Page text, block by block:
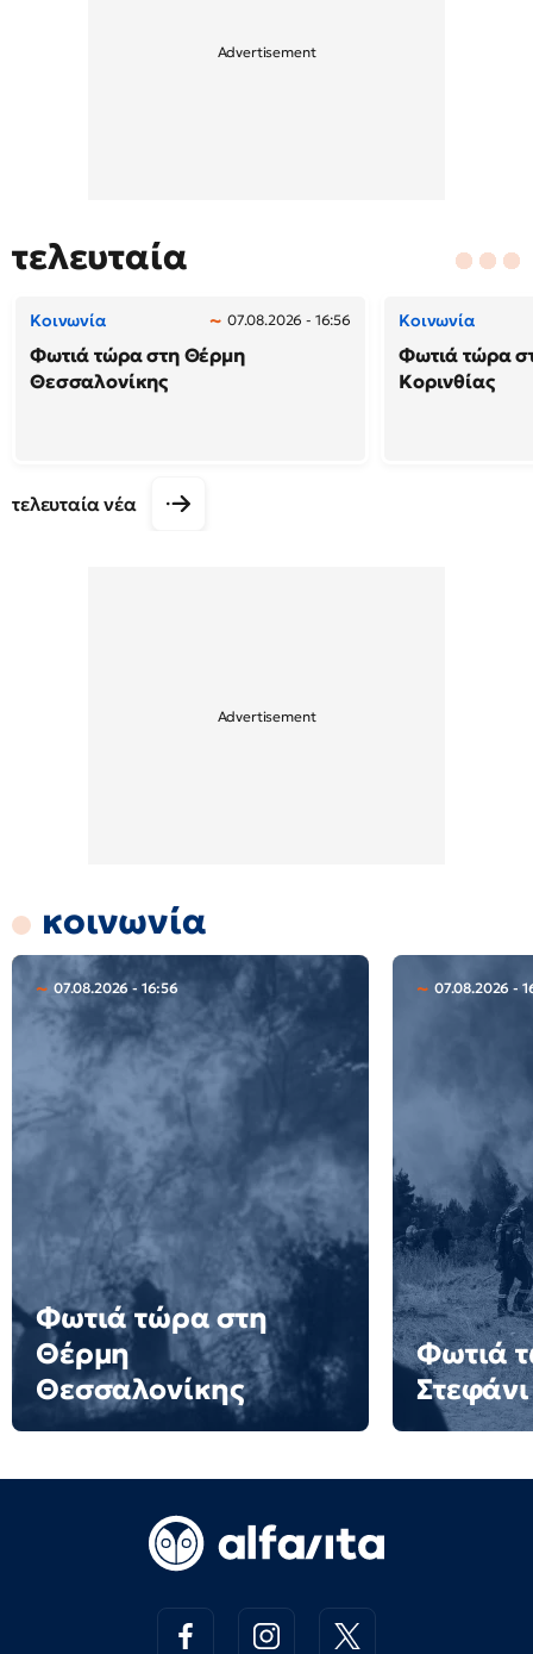
τελευταία
Κοινωνία 07.08.2026 - 16:56
Φωτιά τώρα στη Θέρμη
Θεσσαλονίκης
Κοινωνία
Φωτιά τώρα
Κορινθίας
τελευταία νέα
κοινωνία
07.08.2026 - 16:56
Φωτιά τώρα στη
Θέρμη
Θεσσαλονίκης
07.08.2026 -
Φωτιά